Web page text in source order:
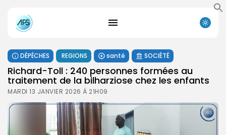
DÉPÊCHES REGIONS santé SOCIÉTÉ
Richard-Toll : 240 personnes formées au
traitement de la bilharziose chez les enfants
MARDI 13 JANVIER 2026 À 21H09